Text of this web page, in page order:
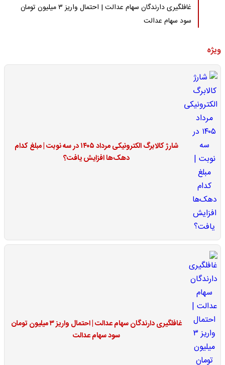
غافلگیری دارندگان سهام عدالت | احتمال واریز ۳ میلیون تومان
سود سهام عدالت
ویژه
شارژ کالابرگ الکترونیکی مرداد ۱۴۰۵ در سه نوبت | مبلغ کدام
دهک‌ها افزایش یافت؟
غافلگیری دارندگان سهام عدالت | احتمال واریز ۳ میلیون تومان
سود سهام عدالت